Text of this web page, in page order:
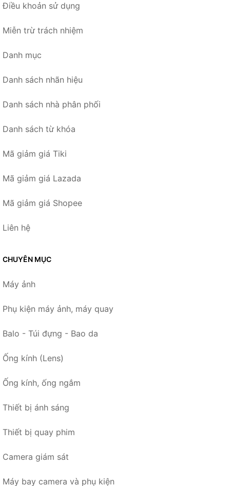
Điều khoản sử dụng
Miễn trừ trách nhiệm
Danh mục
Danh sách nhãn hiệu
Danh sách nhà phân phối
Danh sách từ khóa
Mã giảm giá Tiki
Mã giảm giá Lazada
Mã giảm giá Shopee
Liên hệ
CHUYÊN MỤC
Máy ảnh
Phụ kiện máy ảnh, máy quay
Balo - Túi đựng - Bao da
Ống kính (Lens)
Ống kính, ống ngắm
Thiết bị ánh sáng
Thiết bị quay phim
Camera giám sát
Máy bay camera và phụ kiện